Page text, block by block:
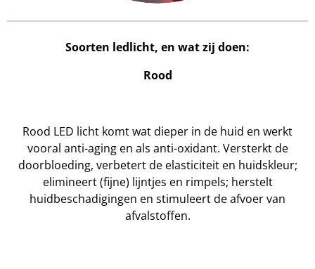
Soorten ledlicht, en wat zij doen:
Rood
Rood LED licht komt wat dieper in de huid en werkt
vooral anti-aging en als anti-oxidant. Versterkt de
doorbloeding, verbetert de elasticiteit en huidskleur;
elimineert (fijne) lijntjes en rimpels; herstelt
huidbeschadigingen en stimuleert de afvoer van
afvalstoffen.